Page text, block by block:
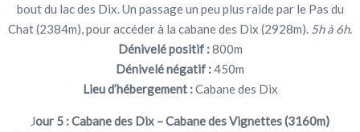
bout du lac des Dix. Un passage un peu plus raide par le Pas du
Chat (2384m), pour accéder à la cabane des Dix (2928m). 5h à 6h.
Dénivelé positif :800m
Dénivelé négatif :450m
Lieu d’hébergement :Cabane des Dix
Jour 5 : Cabane des Dix – Cabane des Vignettes (3160m)